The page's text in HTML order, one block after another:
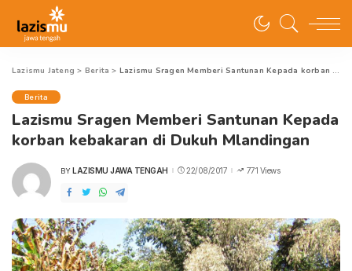
Lazismu Jateng > Berita > Lazismu Sragen Memberi Santunan Kepada korban kebakaran di Dukuh Mlandingan
Berita
Lazismu Sragen Memberi Santunan Kepada
korban kebakaran di Dukuh Mlandingan
POSTED
BY LAZISMU JAWA TENGAH 22/08/2017 771 Views